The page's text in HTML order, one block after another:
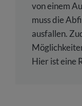
von einem
muss die
ausfallen.
Hier ist eine